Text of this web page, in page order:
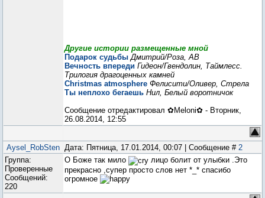
Другие истории размещенные мной
Подарок судьбы Дмитрий/Роза, АВ
Вечность впереди Гидеон/Гвендолин, Таймлесс.
Трилогия драгоценных камней
Christmas atmosphere Фелисити/Оливер, Стрела
Ты неплохо бегаешь Нил, Белый воротничок
Сообщение отредактировал ✿Meloni✿ - Вторник,
26.08.2014, 12:55
Aysel_RobSten Дата: Пятница, 17.01.2014, 00:07 | Сообщение # 2
Группа:
Проверенные
Сообщений:
220
О Боже так мило
лицо болит от улыбки .Это
прекрасно ,супер просто слов нет *_* спасибо
огромное